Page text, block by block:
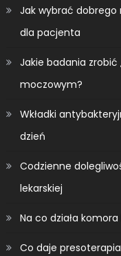
Jak wybrać
dla pacjenta
Jakie badania zrobić
moczowym?
Wkładki
dzień
Codzienne
lekarskiej
Na co działa
Co daje